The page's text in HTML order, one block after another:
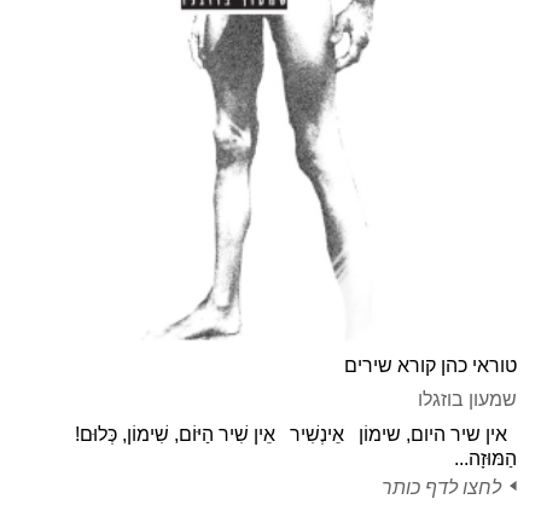
טוראי כהן קורא שירים
שמעון בוזגלו
אין שיר היום, שימוֹן אֵינְשִׁיר אֵין שִׁיר הַיּוֹם, שִׁימוֹן, כְּלוּם!
הַמּוּזָה...
לחצו לדף כותר